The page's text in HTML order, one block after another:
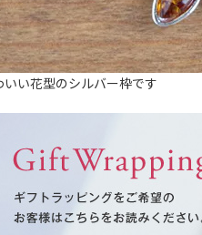
いい花型のシルバー枠です